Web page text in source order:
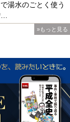
湯水のごとく使う
»もっと見る